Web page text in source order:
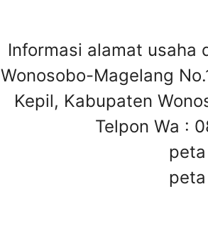
Informasi alamat usaha
Wonosobo-Magelang
Kepil, Kabupaten
Telpon Wa :